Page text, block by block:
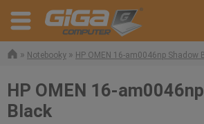
» Notebooky » HP OMEN 16-am0046np Shadow
HP OMEN 16-
Black